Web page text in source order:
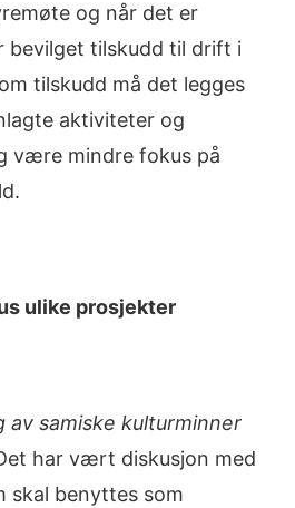
og når det er
bevilget tilskudd til drift i
tilskudd må det legges
aktiviteter og
være mindre fokus på
ulike prosjekter
av samiske kulturminner
har vært diskusjon med
skal benyttes som